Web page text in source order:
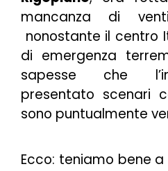
mancanza di
nonostante il centro
di emergenza
sapesse che
presentato scenari
sono puntualmente
Ecco: teniamo bene